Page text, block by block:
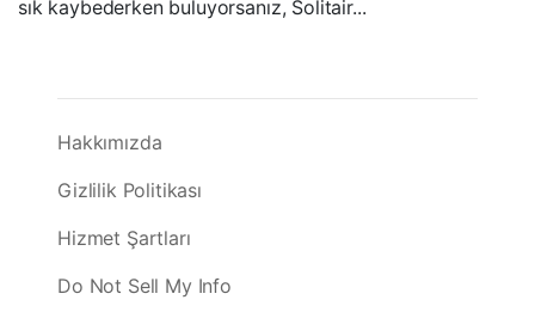
sık kaybederken buluyorsanız, Solitair...
Hakkımızda
Gizlilik Politikası
Hizmet Şartları
Do Not Sell My Info